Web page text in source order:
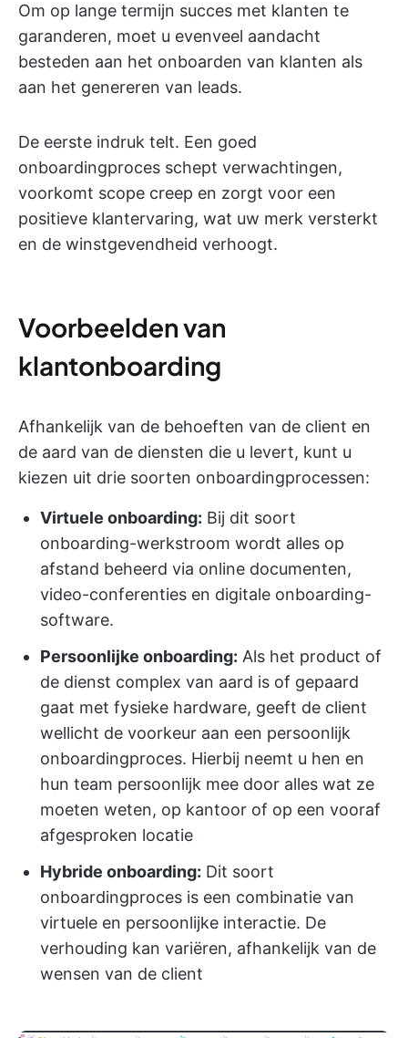
Om op lange termijn succes met klanten te
garanderen, moet u evenveel aandacht
besteden aan het onboarden van klanten als
aan het genereren van leads.
De eerste indruk telt. Een goed
onboardingproces schept verwachtingen,
voorkomt scope creep en zorgt voor een
positieve klantervaring, wat uw merk versterkt
en de winstgevendheid verhoogt.
Voorbeelden van
klantonboarding
Afhankelijk van de behoeften van de client en
de aard van de diensten die u levert, kunt u
kiezen uit drie soorten onboardingprocessen:
Virtuele onboarding: Bij dit soort
onboarding-werkstroom wordt alles op
afstand beheerd via online documenten,
video-conferenties en digitale onboarding-
software.
Persoonlijke onboarding: Als het product of
de dienst complex van aard is of gepaard
gaat met fysieke hardware, geeft de client
wellicht de voorkeur aan een persoonlijk
onboardingproces. Hierbij neemt u hen en
hun team persoonlijk mee door alles wat ze
moeten weten, op kantoor of op een vooraf
afgesproken locatie
Hybride onboarding: Dit soort
onboardingproces is een combinatie van
virtuele en persoonlijke interactie. De
verhouding kan variëren, afhankelijk van de
wensen van de client